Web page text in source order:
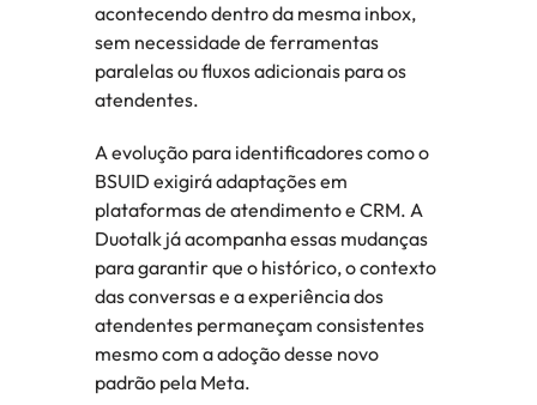
acontecendo dentro da mesma inbox,
sem necessidade de ferramentas
paralelas ou fluxos adicionais para os
atendentes.
A evolução para identificadores como o
BSUID exigirá adaptações em
plataformas de atendimento e CRM. A
Duotalk já acompanha essas mudanças
para garantir que o histórico, o contexto
das conversas e a experiência dos
atendentes permaneçam consistentes
mesmo com a adoção desse novo
padrão pela Meta.